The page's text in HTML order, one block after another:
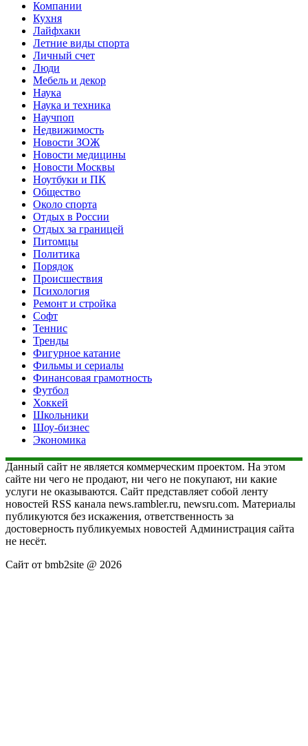
Компании
Кухня
Лайфхаки
Летние виды спорта
Личный счет
Люди
Мебель и декор
Наука
Наука и техника
Научпоп
Недвижимость
Новости ЗОЖ
Новости медицины
Новости Москвы
Ноутбуки и ПК
Общество
Около спорта
Отдых в России
Отдых за границей
Питомцы
Политика
Порядок
Происшествия
Психология
Ремонт и стройка
Софт
Теннис
Тренды
Фигурное катание
Фильмы и сериалы
Финансовая грамотность
Футбол
Хоккей
Школьники
Шоу-бизнес
Экономика
Данный сайт не является коммерческим проектом. На этом
сайте ни чего не продают, ни чего не покупают, ни какие
услуги не оказываются. Сайт представляет собой ленту
новостей RSS канала news.rambler.ru, newsru.com. Материалы
публикуются без искажения, ответственность за
достоверность публикуемых новостей Администрация сайта
не несёт.
Сайт от bmb2site @ 2026